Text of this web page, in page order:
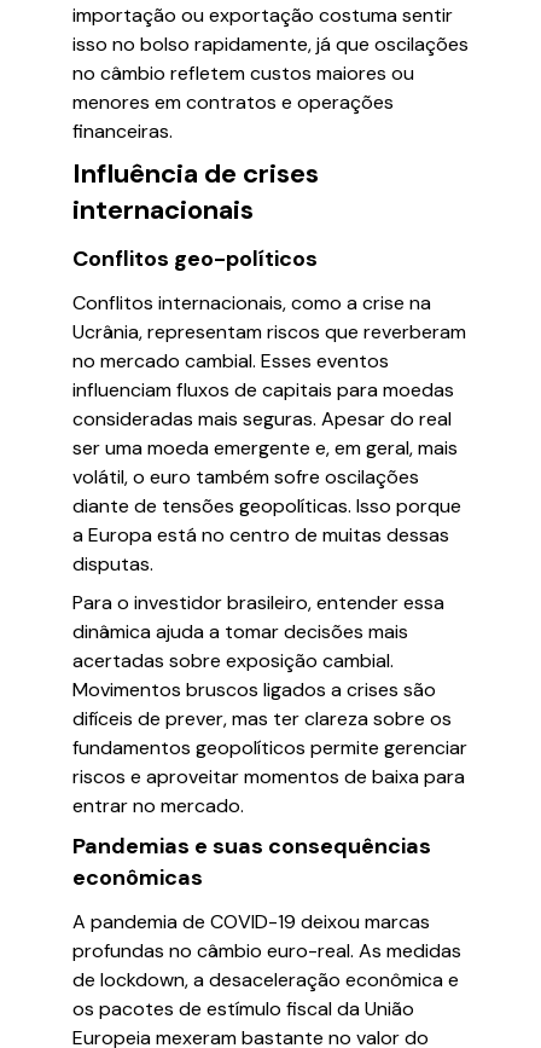
importação ou exportação costuma sentir
isso no bolso rapidamente, já que oscilações
no câmbio refletem custos maiores ou
menores em contratos e operações
financeiras.
Influência de crises
internacionais
Conflitos geo-políticos
Conflitos internacionais, como a crise na
Ucrânia, representam riscos que reverberam
no mercado cambial. Esses eventos
influenciam fluxos de capitais para moedas
consideradas mais seguras. Apesar do real
ser uma moeda emergente e, em geral, mais
volátil, o euro também sofre oscilações
diante de tensões geopolíticas. Isso porque
a Europa está no centro de muitas dessas
disputas.
Para o investidor brasileiro, entender essa
dinâmica ajuda a tomar decisões mais
acertadas sobre exposição cambial.
Movimentos bruscos ligados a crises são
difíceis de prever, mas ter clareza sobre os
fundamentos geopolíticos permite gerenciar
riscos e aproveitar momentos de baixa para
entrar no mercado.
Pandemias e suas consequências
econômicas
A pandemia de COVID-19 deixou marcas
profundas no câmbio euro-real. As medidas
de lockdown, a desaceleração econômica e
os pacotes de estímulo fiscal da União
Europeia mexeram bastante no valor do